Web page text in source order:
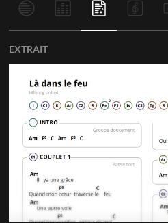
EXTRAIT